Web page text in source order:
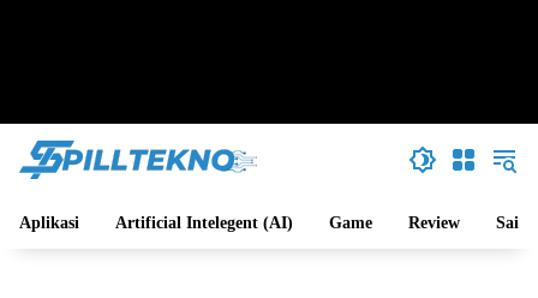
Aplikasi Artificial Intelegent (AI) Game Review Sains